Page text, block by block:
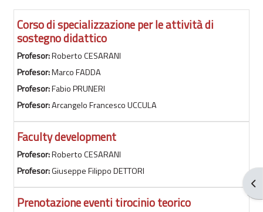
Corso di specializzazione per le attività di
sostegno didattico
Profesor:Roberto CESARANI
Profesor:Marco FADDA
Profesor:Fabio PRUNERI
Profesor:Arcangelo Francesco UCCULA
Faculty development
Profesor:Roberto CESARANI
Profesor:Giuseppe Filippo DETTORI
Prenotazione eventi tirocinio teorico